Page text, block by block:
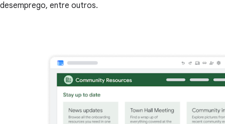
desemprego, entre outros.